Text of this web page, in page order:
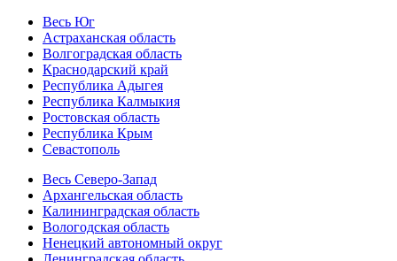
Весь Юг
Астраханская область
Волгоградская область
Краснодарский край
Республика Адыгея
Республика Калмыкия
Ростовская область
Республика Крым
Севастополь
Весь Северо-Запад
Архангельская область
Калининградская область
Вологодская область
Ненецкий автономный округ